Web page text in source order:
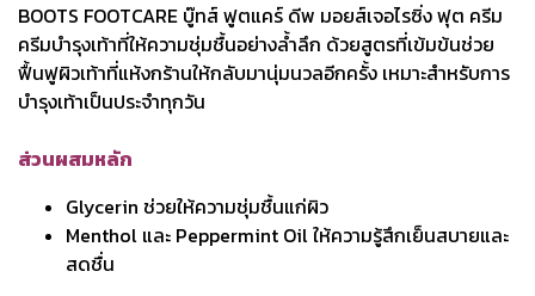
BOOTS FOOTCARE บู๊ทส์ ฟูตแคร์ ดีพ มอยส์เจอไรซิ่ง ฟุต ครีม
ครีมบำรุงเท้าที่ให้ความชุ่มชื้นอย่างล้ำลึก ด้วยสูตรที่เข้มข้นช่วย
ฟื้นฟูผิวเท้าที่แห้งกร้านให้กลับมานุ่มนวลอีกครั้ง เหมาะสำหรับการ
บำรุงเท้าเป็นประจำทุกวัน
ส่วนผสมหลัก
Glycerin ช่วยให้ความชุ่มชื้นแก่ผิว
Menthol และ Peppermint Oil ให้ความรู้สึกเย็นสบายและ
สดชื่น